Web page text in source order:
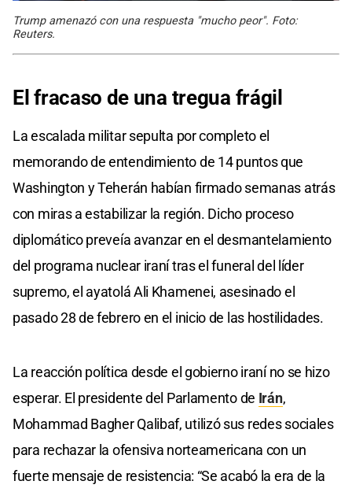
Trump amenazó con una respuesta "mucho peor". Foto:
Reuters.
El fracaso de una tregua frágil
La escalada militar sepulta por completo el
memorando de entendimiento de 14 puntos que
Washington y Teherán habían firmado semanas atrás
con miras a estabilizar la región. Dicho proceso
diplomático preveía avanzar en el desmantelamiento
del programa nuclear iraní tras el funeral del líder
supremo, el ayatolá Ali Khamenei, asesinado el
pasado 28 de febrero en el inicio de las hostilidades.
La reacción política desde el gobierno iraní no se hizo
esperar. El presidente del Parlamento de Irán,
Mohammad Bagher Qalibaf, utilizó sus redes sociales
para rechazar la ofensiva norteamericana con un
fuerte mensaje de resistencia: “Se acabó la era de la